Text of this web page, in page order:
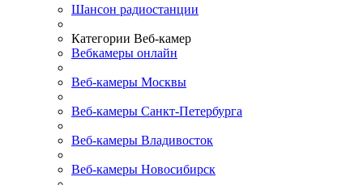
Шансон радиостанции
Категории Веб-камер
Вебкамеры онлайн
Веб-камеры Москвы
Веб-камеры Санкт-Петербурга
Веб-камеры Владивосток
Веб-камеры Новосибирск